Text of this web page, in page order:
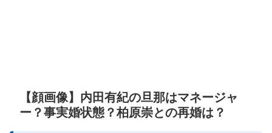
【顔画像】内田有紀の旦那はマネージャ
ー？事実婚状態？柏原崇との再婚は？